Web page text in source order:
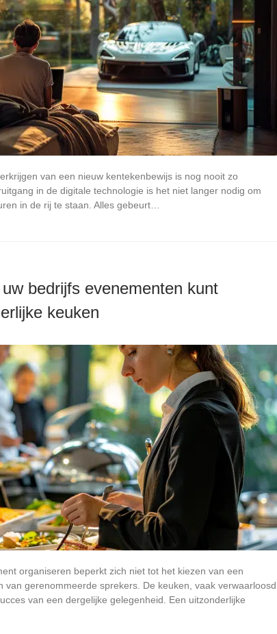
van een nieuw kentekenbewijs is nog nooit zo
in de digitale technologie is het niet langer nodig om
in de rij te staan. Alles gebeurt…
bedrijfs evenementen kunt
keuken
organiseren beperkt zich niet tot het kiezen van een
van gerenommeerde sprekers. De keuken, vaak verwaarloosd,
van een dergelijke gelegenheid. Een uitzonderlijke